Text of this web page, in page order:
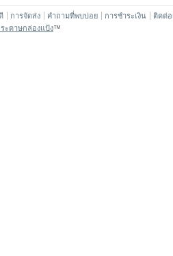
การจัดส่ง คำถามที่พบบ่อย การชำระเงิน
ติดต่อ
ะดาษกล่องแป้ง™